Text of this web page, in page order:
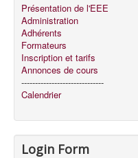
Présentation de l'EEE
Administration
Adhérents
Formateurs
Inscription et tarifs
Annonces de cours
------------------------------
Calendrier
Login Form